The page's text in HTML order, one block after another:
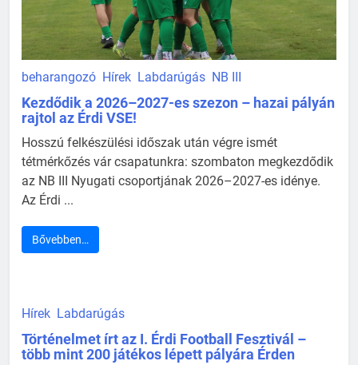
beharangozó Hírek Labdarúgás NB III
Kezdődik a 2026–2027-es szezon – hazai pályán
rajtol az Érdi VSE!
Hosszú felkészülési időszak után végre ismét
tétmérkőzés vár csapatunkra: szombaton megkezdődik
az NB III Nyugati csoportjának 2026–2027-es idénye.
Az Érdi ...
Bővebben…
Hírek Labdarúgás
Történelmet írt az I. Érdi Football Fesztivál –
több mint 200 játékos lépett pályára Érden